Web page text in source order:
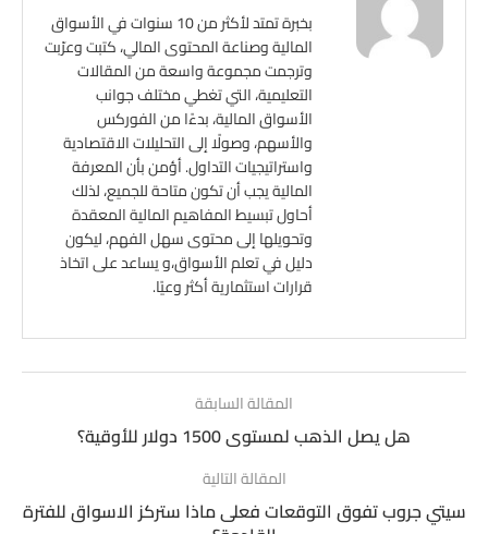
بخبرة تمتد لأكثر من 10 سنوات في الأسواق
المالية وصناعة المحتوى المالي، كتبت وعرّبت
وترجمت مجموعة واسعة من المقالات
التعليمية، التي تغطي مختلف جوانب
الأسواق المالية، بدءًا من الفوركس
والأسهم، وصولًا إلى التحليلات الاقتصادية
واستراتيجيات التداول. أؤمن بأن المعرفة
المالية يجب أن تكون متاحة للجميع، لذلك
أحاول تبسيط المفاهيم المالية المعقدة
وتحويلها إلى محتوى سهل الفهم، ليكون
دليل في تعلم الأسواق،و يساعد على اتخاذ
قرارات استثمارية أكثر وعيًا.
المقالة السابقة
هل يصل الذهب لمستوى 1500 دولار للأوقية؟
المقالة التالية
سيتي جروب تفوق التوقعات فعلى ماذا ستركز الاسواق للفترة